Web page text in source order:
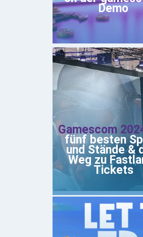
Demo
Gamescom
fünf besten
und Stände &
Weg zu
Tickets